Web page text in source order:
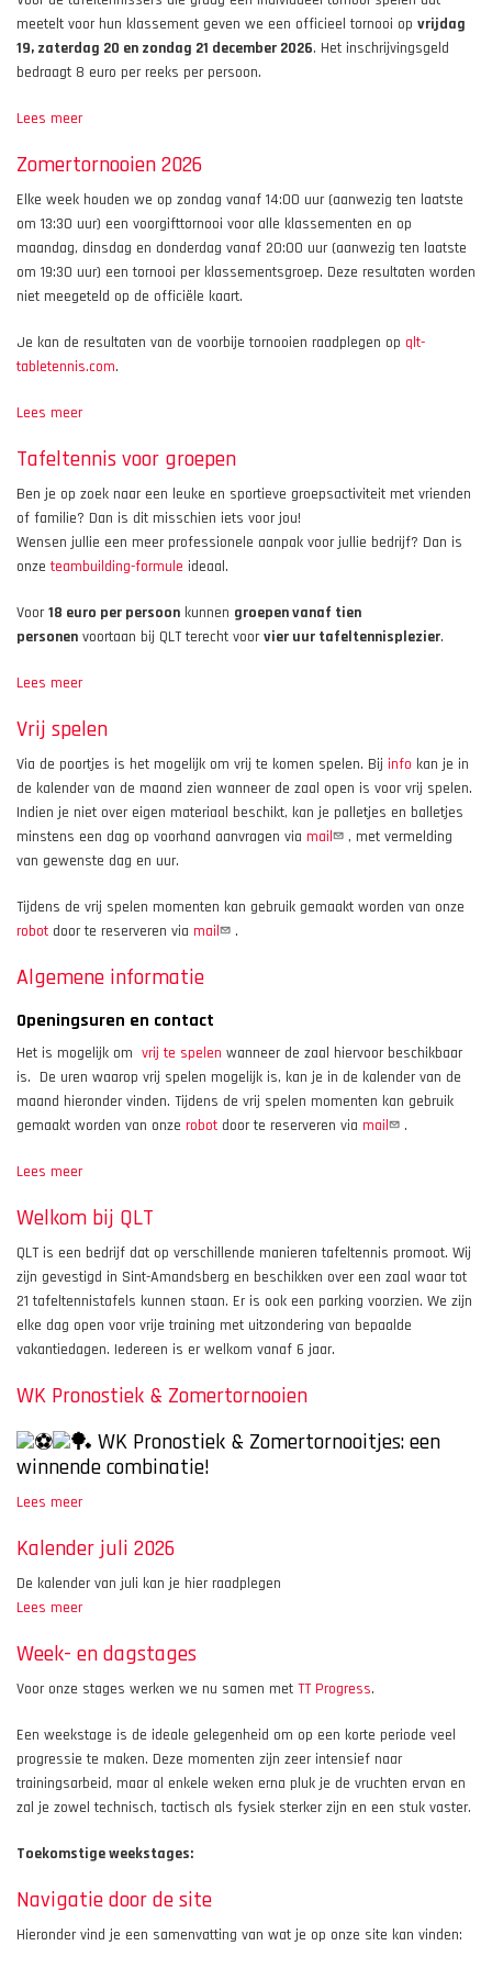
meetelt voor hun klassement geven we een officieel tornooi op vrijdag
19, zaterdag 20 en zondag 21 december 2026. Het inschrijvingsgeld
bedraagt 8 euro per reeks per persoon.
Lees meerover
tornooi
2026
Zomertornooien 2026
Elke week houden we op zondag vanaf 14:00 uur (aanwezig ten laatste
om 13:30 uur) een voorgifttornooi voor alle klassementen en op
maandag, dinsdag en donderdag vanaf 20:00 uur (aanwezig ten laatste
om 19:30 uur) een tornooi per klassementsgroep. Deze resultaten worden
niet meegeteld op de officiële kaart.
Je kan de resultaten van de voorbije tornooien raadplegen op qlt-
tabletennis.com.
Lees meerover
2026
Tafeltennis voor groepen
Ben je op zoek naar een leuke en sportieve groepsactiviteit met vrienden
of familie? Dan is dit misschien iets voor jou!
Wensen jullie een meer professionele aanpak voor jullie bedrijf? Dan is
onzeteambuilding-formule ideaal.
Voor18 euro per persoon kunnen groepen vanaf tien
personen voortaan bij QLT terecht voorvier uur tafeltennisplezier.
Lees meerover
voor
groepen
Vrij spelen
Via de poortjes is het mogelijk om vrij te komen spelen. Bij info kan je in
de kalender van de maand zien wanneer de zaal open is voor vrij spelen.
Indien je niet over eigen materiaal beschikt, kan je palletjes en balletjes
minstens een dag op voorhand aanvragen via mail
, met vermelding
van gewenste dag en uur.
Tijdens de vrij spelen momenten kan gebruik gemaakt worden van onze
robot door te reserveren via mail .
Algemene informatie
Openingsuren en contact
Het is mogelijk om vrij te spelen wanneer de zaal hiervoor beschikbaar
is. De uren waarop vrij spelen mogelijk is, kan je in de kalender van de
maand hieronder vinden. Tijdens de vrij spelen momenten kan gebruik
gemaakt worden van onze robot door te reserveren via mail .
Lees meerover
informatie
Welkom bij QLT
QLT is een bedrijf dat op verschillende manieren tafeltennis promoot. Wij
zijn gevestigd in Sint-Amandsberg en beschikken over een zaal waar tot
21 tafeltennistafels kunnen staan. Er is ook een parking voorzien. We zijn
elke dag open voor vrije training met uitzondering van bepaalde
vakantiedagen. Iedereen is er welkom vanaf 6 jaar.
WK Pronostiek & Zomertornooien
WK Pronostiek & Zomertornooitjes: een
winnende combinatie!
Lees meerover
Pronostiek
Kalender juli 2026
De kalender van juli kan je hier raadplegen
Lees meerover
juli
2026
Week- en dagstages
Voor onze stages werken we nu samen met TT Progress.
Een weekstage is de ideale gelegenheid om op een korte periode veel
progressie te maken. Deze momenten zijn zeer intensief naar
trainingsarbeid, maar al enkele weken erna pluk je de vruchten ervan en
zal je zowel technisch, tactisch als fysiek sterker zijn en een stuk vaster.
Toekomstige weekstages:
Navigatie door de site
Hieronder vind je een samenvatting van wat je op onze site kan vinden: